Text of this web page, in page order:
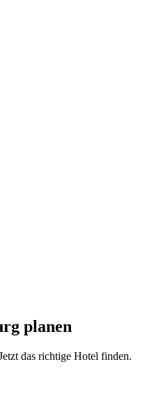
planen
das richtige Hotel finden.